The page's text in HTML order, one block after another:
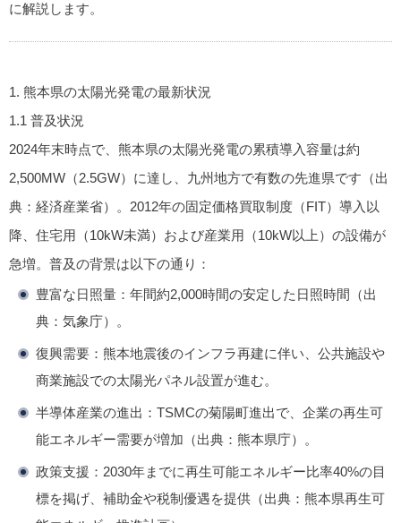
に解説します。
1. 熊本県の太陽光発電の最新状況
1.1 普及状況
2024年末時点で、熊本県の太陽光発電の累積導入容量は約
2,500MW（2.5GW）に達し、九州地方で有数の先進県です（出
典：経済産業省）。2012年の固定価格買取制度（FIT）導入以
降、住宅用（10kW未満）および産業用（10kW以上）の設備が
急増。普及の背景は以下の通り：
豊富な日照量 ：年間約2,000時間の安定した日照時間（出
典：気象庁）。
復興需要 ：熊本地震後のインフラ再建に伴い、公共施設や
商業施設での太陽光パネル設置が進む。
半導体産業の進出 ：TSMCの菊陽町進出で、企業の再生可
能エネルギー需要が増加（出典：熊本県庁）。
政策支援 ：2030年までに再生可能エネルギー比率40%の目
標を掲げ、補助金や税制優遇を提供（出典：熊本県再生可